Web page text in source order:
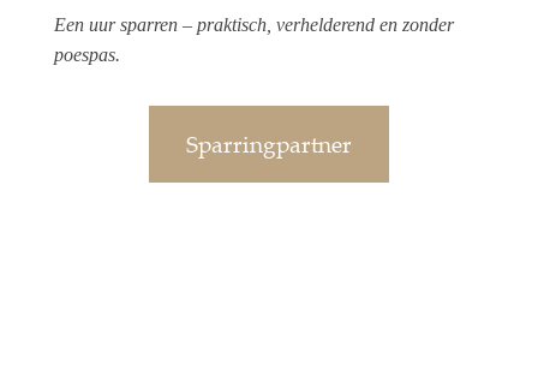
Een uur sparren – praktisch, verhelderend en zonder
poespas.
Sparringpartner